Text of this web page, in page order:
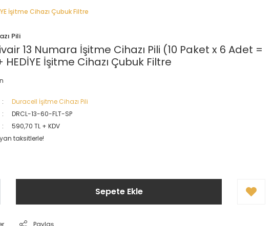
İşitme Cihazı Çubuk Filtre
Pili
13 Numara İşitme Cihazı Pili (10 Paket x 6 Adet =
İşitme Cihazı Çubuk Filtre
Duracell İşitme Cihazı Pili
DRCL-13-60-FLT-SP
590,70 TL + KDV
taksitlerle!
Sepete Ekle
Paylaş